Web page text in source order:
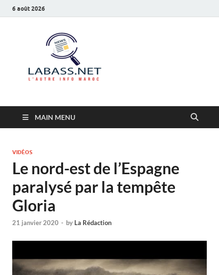
6 août 2026
MAIN MENU
VIDÉOS
Le nord-est de l’Espagne
paralysé par la tempête
Gloria
21 janvier 2020 - by La Rédaction